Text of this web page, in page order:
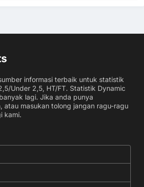
informasi terbaik untuk statistik
Under 2,5, HT/FT. Statistik Dynamic
lagi. Jika anda punya
atau masukan tolong jangan ragu-ragu
kami.